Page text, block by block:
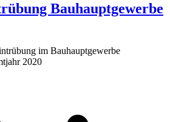
Bauhauptgewerbe
im Bauhauptgewerbe
2020